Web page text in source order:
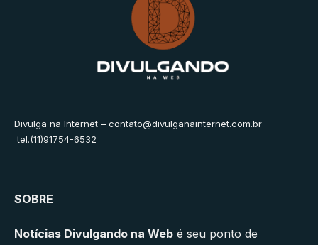
Divulga na Internet – contato@divulganainternet.com.br
tel.(11)91754-6532
SOBRE
Notícias Divulgando na Web é seu ponto de